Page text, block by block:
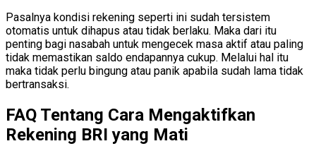
Pasalnya kondisi rekening seperti ini sudah tersistem
otomatis untuk dihapus atau tidak berlaku. Maka dari itu
penting bagi nasabah untuk mengecek masa aktif atau paling
tidak memastikan saldo endapannya cukup. Melalui hal itu
maka tidak perlu bingung atau panik apabila sudah lama tidak
bertransaksi.
FAQ Tentang Cara Mengaktifkan
Rekening BRI yang Mati